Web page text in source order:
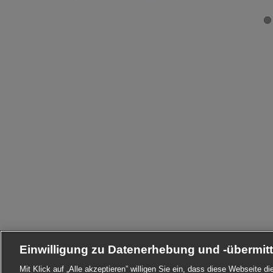
Einwilligung zu Datenerhebung und -
Mit Klick auf „Alle akzeptieren” willigen Sie ein, dass diese Webseite